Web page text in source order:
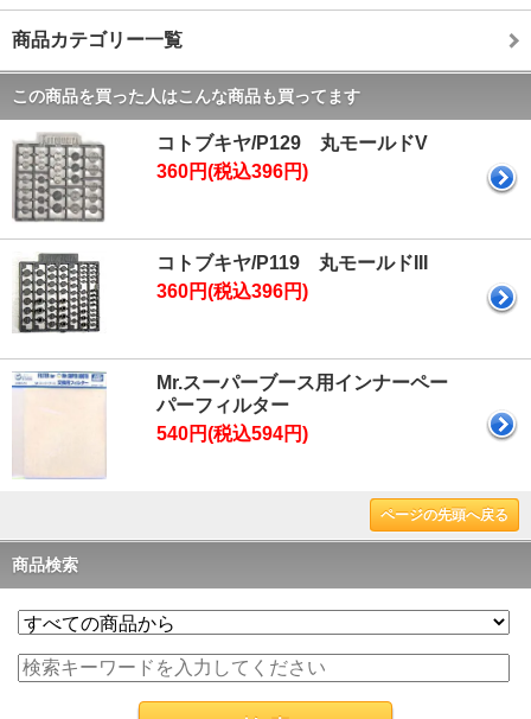
商品カテゴリー一覧
この商品を買った人はこんな商品も買ってます
コトブキヤ/P129 丸モールドV
360円(税込396円)
コトブキヤ/P119 丸モールドIII
360円(税込396円)
Mr.スーパーブース用インナーペー
パーフィルター
540円(税込594円)
ページの先頭へ戻る
商品検索